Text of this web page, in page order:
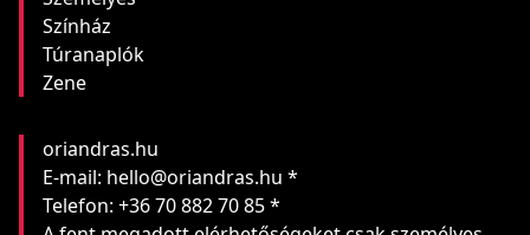
Színház
Túranaplók
Zene
oriandras.hu
E-mail: hello@oriandras.hu *
Telefon: +36 70 882 70 85 *